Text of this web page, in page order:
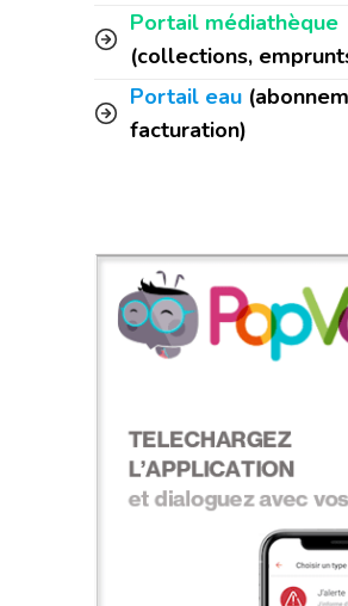
Portail médiathèque
(collections,
Portail eau
facturation)